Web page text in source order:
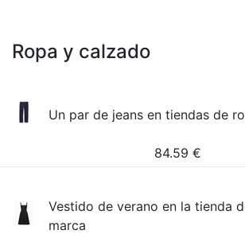
Ropa y calzado
Un par de jeans en tiendas de
84.59 €
Vestido de verano en la tienda
marca